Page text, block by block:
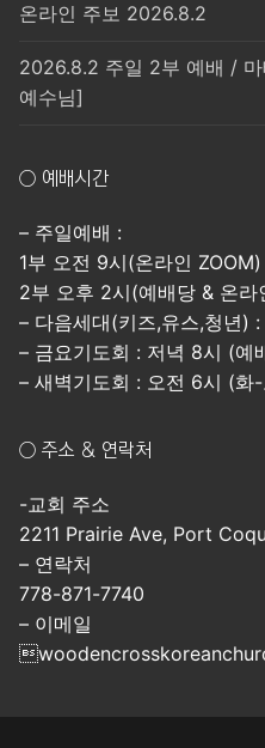
온라인 주보 2026.8.2
2026.8.2 주일 2부 예배 /
예수님]
○ 예배시간
– 주일예배 :
1부 오전 9시(온라인 ZOOM)
2부 오후 2시(예배당 & 온라
– 다음세대(키즈,유스,청년)
– 금요기도회 : 저녁 8시 (예
– 새벽기도회 : 오전 6시 (화
○ 주소 & 연락처
-교회 주소
2211 Prairie Ave, Port
– 연락처
778-871-7740
– 이메일